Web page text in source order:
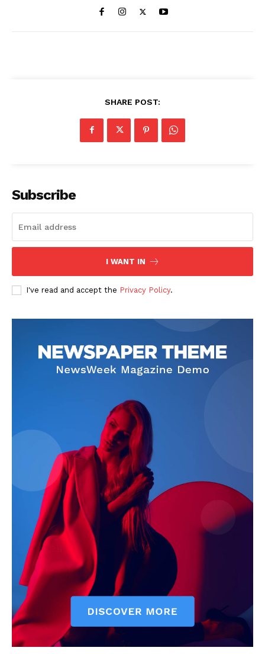
SHARE POST:
Subscribe
I WANT IN
I've read and accept the Privacy Policy.